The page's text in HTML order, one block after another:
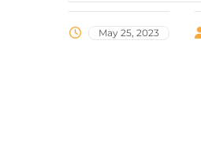
May 25, 2023